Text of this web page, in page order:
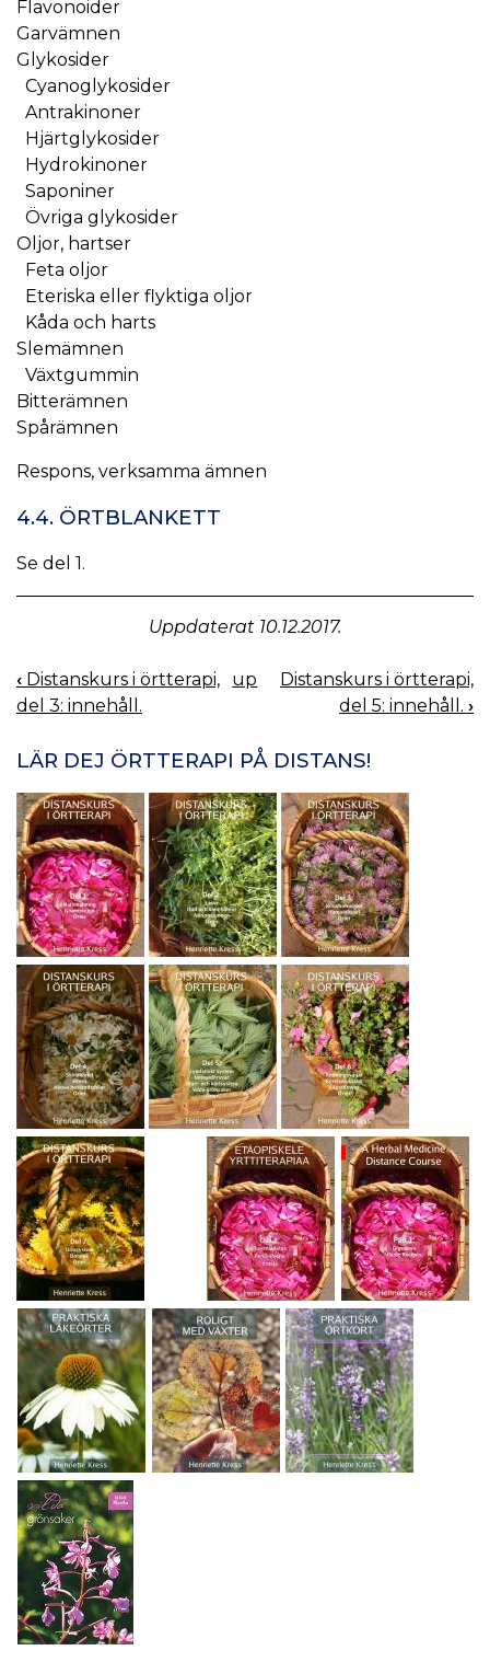
Flavonoider
Garvämnen
Glykosider
Cyanoglykosider
Antrakinoner
Hjärtglykosider
Hydrokinoner
Saponiner
Övriga glykosider
Oljor, hartser
Feta oljor
Eteriska eller flyktiga oljor
Kåda och harts
Slemämnen
Växtgummin
Bitterämnen
Spårämnen
Respons, verksamma ämnen
4.4. ÖRTBLANKETT
Se del 1.
Uppdaterat 10.12.2017.
BOOK
NAVIGATION
‹ Distanskurs i örtterapi,
del 3: innehåll.
up
Distanskurs i örtterapi,
del 5: innehåll. ›
LÄR DEJ ÖRTTERAPI PÅ DISTANS!